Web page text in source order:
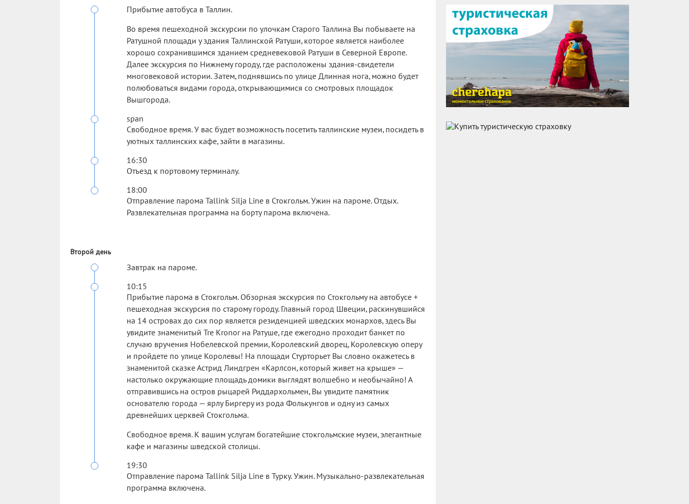
Прибытие автобуса в Таллин.
Во время пешеходной экскурсии по улочкам Старого Таллина Вы побываете на
Ратушной площади у здания Таллинской Ратуши, которое является наиболее
хорошо сохранившимся зданием средневековой Ратуши в Северной Европе.
Далее экскурсия по Нижнему городу, где расположены здания-свидетели
многовековой истории. Затем, поднявшись по улице Длинная нога, можно будет
полюбоваться видами города, открывающимися со смотровых площадок
Вышгорода.
span
Свободное время. У вас будет возможность посетить таллинские музеи, посидеть в
уютных таллинских кафе, зайти в магазины.
16:30
Отъезд к портовому терминалу.
18:00
Отправление парома Tallink Silja Line в Стокгольм. Ужин на пароме. Отдых.
Развлекательная программа на борту парома включена.
Второй день
Завтрак на пароме.
10:15
Прибытие парома в Стокгольм. Обзорная экскурсия по Стокгольму на автобусе +
пешеходная экскурсия по старому городу. Главный город Швеции, раскинувшийся
на 14 островах до сих пор является резиденцией шведских монархов, здесь Вы
увидите знаменитый Tre Kronor на Ратуше, где ежегодно проходит банкет по
случаю вручения Нобелевской премии, Королевский дворец, Королевскую оперу
и пройдете по улице Королевы! На площади Стурторьет Вы словно окажетесь в
знаменитой сказке Астрид Линдгрен «Карлсон, который живет на крыше» —
настолько окружающие площадь домики выглядят волшебно и необычайно! А
отправившись на остров рыцарей Риддархольмен, Вы увидите памятник
основателю города — ярлу Биргеру из рода Фолькунгов и одну из самых
древнейших церквей Стокгольма.
Свободное время. К вашим услугам богатейшие стокгольмские музеи, элегантные
кафе и магазины шведской столицы.
19:30
Отправление парома Tallink Silja Line в Турку. Ужин. Музыкально-развлекательная
программа включена.